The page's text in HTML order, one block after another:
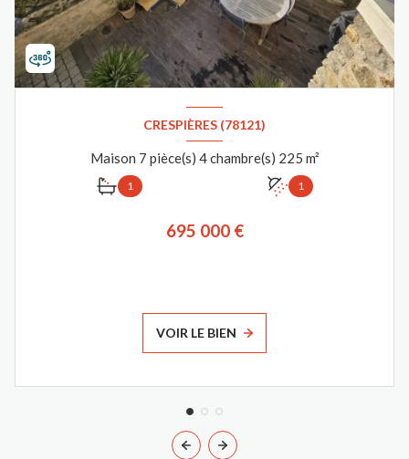
CRESPIÈRES (78121)
Maison 7 pièce(s) 4 chambre(s) 225 m²
1 1
695 000 €
VOIR LE BIEN